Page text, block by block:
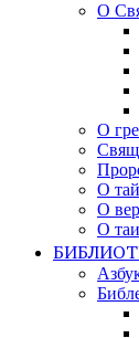
О
О
О
О
О